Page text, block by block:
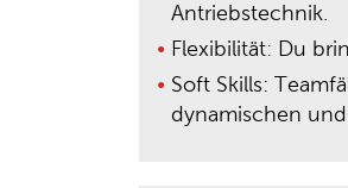
Antriebstechnik.
Flexibilität: Du
Soft Skills:
dynamischen